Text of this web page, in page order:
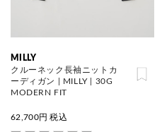
MILLY
クルーネック長袖ニットカ
ーディガン | MILLY | 30G
MODERN FIT
62,700円 税込